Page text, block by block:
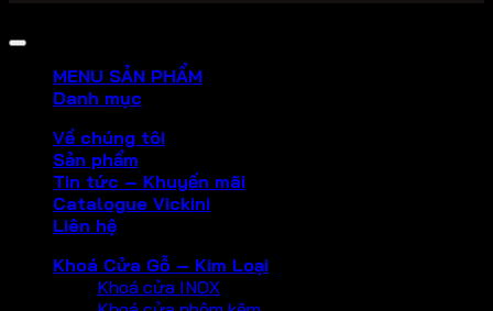
MENU SẢN PHẨM
Danh mục
Về chúng tôi
Sản phẩm
Tin tức – Khuyến mãi
Catalogue Vickini
Liên hệ
Khoá Cửa Gỗ – Kim Loại
Khoá cửa INOX